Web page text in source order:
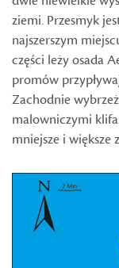
ziemi. Przesmyk
najszerszym
części leży osada
promów
Zachodnie
malowniczymi
mniejsze i większe